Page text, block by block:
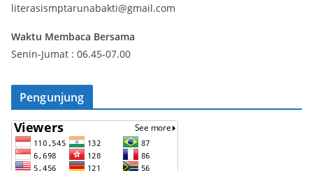
literasismptarunabakti@gmail.com
Waktu Membaca Bersama
Senin-Jumat : 06.45-07.00
Pengunjung